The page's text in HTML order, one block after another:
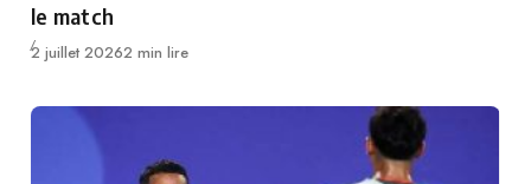
le match
Publié
2 juillet 20262 min lire